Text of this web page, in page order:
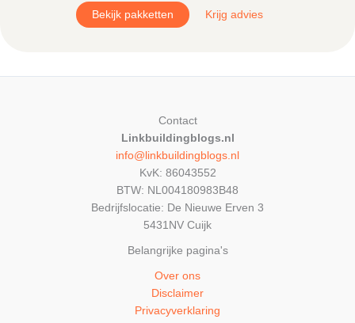
Bekijk pakketten Krijg advies
Contact
Linkbuildingblogs.nl
info@linkbuildingblogs.nl
KvK: 86043552
BTW: NL004180983B48
Bedrijfslocatie: De Nieuwe Erven 3
5431NV Cuijk
Belangrijke pagina's
Over ons
Disclaimer
Privacyverklaring